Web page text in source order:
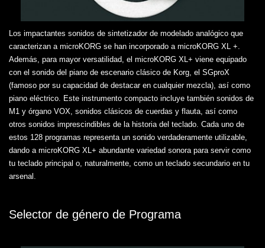
Los impactantes sonidos de sintetizador de modelado analógico que
caracterizan a microKORG se han incorporado a microKORG XL +.
Además, para mayor versatilidad, el microKORG XL+ viene equipado
con el sonido del piano de escenario clásico de Korg, el SGproX
(famoso por su capacidad de destacar en cualquier mezcla), así como
piano eléctrico. Este instrumento compacto incluye también sonidos de
M1 y órgano VOX, sonidos clásicos de cuerdas y flauta, así como
otros sonidos imprescindibles de la historia del teclado. Cada uno de
estos 128 programas representa un sonido verdaderamente utilizable,
dando a microKORG XL+ abundante variedad sonora para servir como
tu teclado principal o, naturalmente, como un teclado secundario en tu
arsenal.
Selector de género de Programa